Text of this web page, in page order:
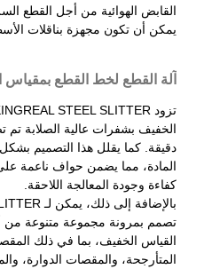
القابض الهوائية من أجل القطع
يمكن أن تكون مجهزة بناقلات
آلة القطع لخط القطع بمقياس
الخفيف بشفرات عالية الصلابة تم
دقيقة. كما يقلل هذا التصميم
المادة، مما يضمن حواف ناعمة
كفاءة وجودة المعالجة اللاحقة.
تصمم بمرونة مجموعة متنوعة من
القياس الخفيف، بما في ذلك
المتأرجحة، والمقصات الدوارة،